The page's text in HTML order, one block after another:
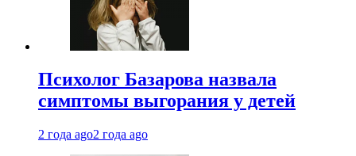
Психолог Базарова назвала
симптомы выгорания у детей
2 года ago2 года ago